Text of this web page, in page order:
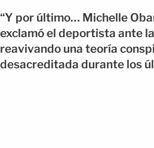
“Y por último… Michelle
exclamó el deportista ante
reavivando una teoría
desacreditada durante los